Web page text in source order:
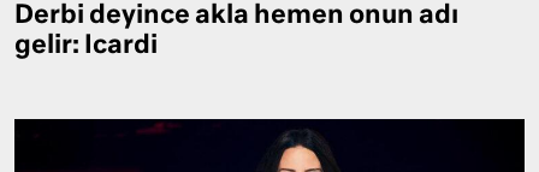
Derbi deyince akla hemen onun adı
gelir: Icardi